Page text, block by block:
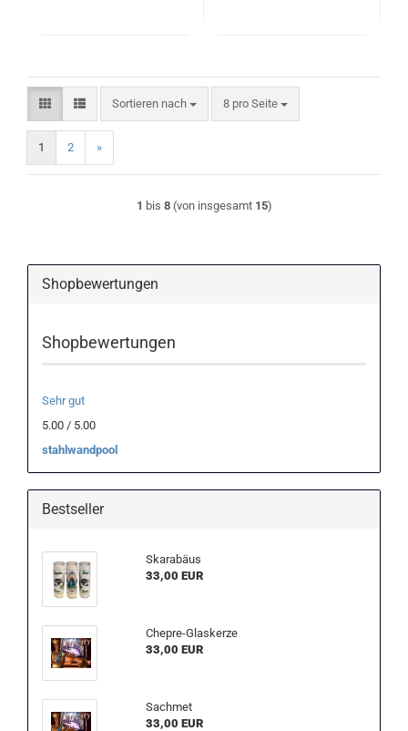
Sortieren nach
Sortieren nach 8 pro Seite
pro Seite
1 2 »
1 bis 8(von insgesamt 15)
Shopbewertungen
Shopbewertungen
Sehr gut
5.00 / 5.00
stahlwandpool
Bestseller
Skarabäus
33,00 EUR
Chepre-Glaskerze
33,00 EUR
Sachmet
33,00 EUR